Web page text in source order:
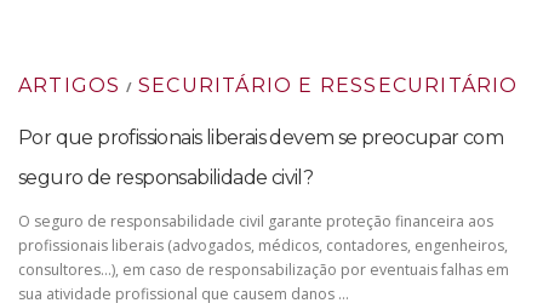
ARTIGOS /SECURITÁRIO E RESSECURITÁRIO
Por que profissionais liberais devem se preocupar com
seguro de responsabilidade civil?
O seguro de responsabilidade civil garante proteção financeira aos
profissionais liberais (advogados, médicos, contadores, engenheiros,
consultores…), em caso de responsabilização por eventuais falhas em
sua atividade profissional que causem danos …